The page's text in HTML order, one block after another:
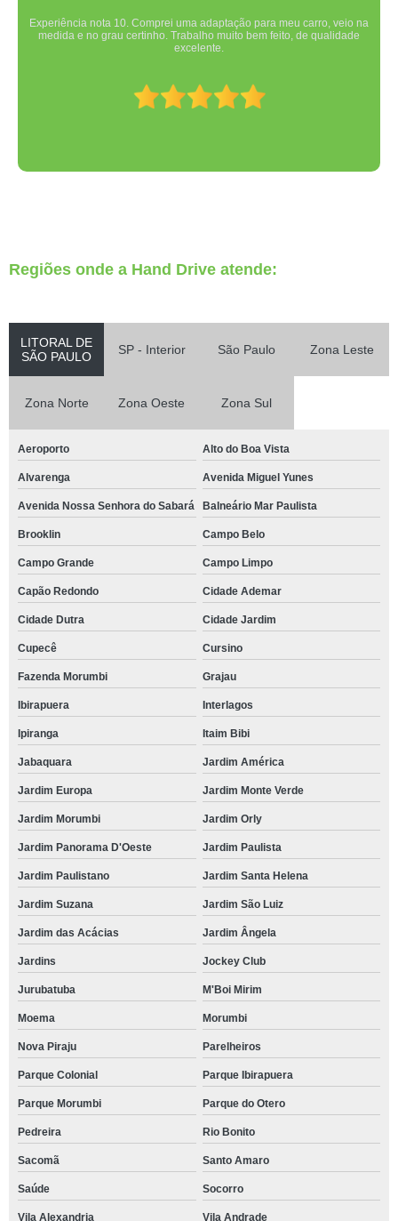
Experiência nota 10. Comprei uma adaptação para meu carro, veio na
medida e no grau certinho. Trabalho muito bem feito, de qualidade
excelente.
Regiões onde a Hand Drive atende:
LITORAL DE
SÃO PAULO
SP - Interior São Paulo Zona Leste
Zona Norte Zona Oeste Zona Sul
Aeroporto Alto do Boa Vista
Alvarenga Avenida Miguel Yunes
Avenida Nossa Senhora do Sabará Balneário Mar Paulista
Brooklin Campo Belo
Campo Grande Campo Limpo
Capão Redondo Cidade Ademar
Cidade Dutra Cidade Jardim
Cupecê Cursino
Fazenda Morumbi Grajau
Ibirapuera Interlagos
Ipiranga Itaim Bibi
Jabaquara Jardim América
Jardim Europa Jardim Monte Verde
Jardim Morumbi Jardim Orly
Jardim Panorama D'Oeste Jardim Paulista
Jardim Paulistano Jardim Santa Helena
Jardim Suzana Jardim São Luiz
Jardim das Acácias Jardim Ângela
Jardins Jockey Club
Jurubatuba M'Boi Mirim
Moema Morumbi
Nova Piraju Parelheiros
Parque Colonial Parque Ibirapuera
Parque Morumbi Parque do Otero
Pedreira Rio Bonito
Sacomã Santo Amaro
Saúde Socorro
Vila Alexandria Vila Andrade